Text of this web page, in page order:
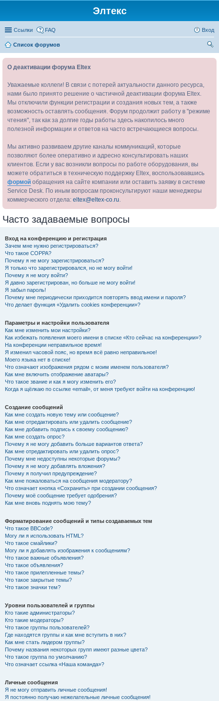
Элтекс
Ссылки FAQ Вход
Список форумов
О деактивации форума Eltex
Уважаемые коллеги! В связи с потерей актуальности данного ресурса,
нами было принято решение о частичной деактивации форума Eltex.
Мы отключили функции регистрации и создания новых тем, а также
возможность оставлять сообщения. Форум продолжит работу в "режиме
чтения", так как за долгие годы работы здесь накопилось много
полезной информации и ответов на часто встречающиеся вопросы.
Мы активно развиваем другие каналы коммуникаций, которые
позволяют более оперативно и адресно консультировать наших
клиентов. Если у вас возникли вопросы по работе оборудования, вы
можете обратиться в техническую поддержку Eltex, воспользовавшись
формой обращения на сайте компании или оставить заявку в системе
Service Desk. По иным вопросам проконсультируют наши менеджеры
коммерческого отдела: eltex@eltex-co.ru.
Часто задаваемые вопросы
Вход на конференцию и регистрация
Зачем мне нужно регистрироваться?
Что такое COPPA?
Почему я не могу зарегистрироваться?
Я только что зарегистрировался, но не могу войти!
Почему я не могу войти?
Я давно зарегистрирован, но больше не могу войти!
Я забыл пароль!
Почему мне периодически приходится повторять ввод имени и пароля?
Что делает функция «Удалить cookies конференции»?
Параметры и настройки пользователя
Как мне изменить мои настройки?
Как избежать появления моего имени в списке «Кто сейчас на конференции»?
На конференции неправильное время!
Я изменил часовой пояс, но время всё равно неправильное!
Моего языка нет в списке!
Что означают изображения рядом с моим именем пользователя?
Как мне включить отображение аватары?
Что такое звание и как я могу изменить его?
Когда я щёлкаю по ссылке «email», от меня требуют войти на конференцию!
Создание сообщений
Как мне создать новую тему или сообщение?
Как мне отредактировать или удалить сообщение?
Как мне добавить подпись к своему сообщению?
Как мне создать опрос?
Почему я не могу добавить больше вариантов ответа?
Как мне отредактировать или удалить опрос?
Почему мне недоступны некоторые форумы?
Почему я не могу добавлять вложения?
Почему я получил предупреждение?
Как мне пожаловаться на сообщения модератору?
Что означает кнопка «Сохранить» при создании сообщения?
Почему моё сообщение требует одобрения?
Как мне вновь поднять мою тему?
Форматирование сообщений и типы создаваемых тем
Что такое BBCode?
Могу ли я использовать HTML?
Что такое смайлики?
Могу ли я добавлять изображения к сообщениям?
Что такое важные объявления?
Что такое объявления?
Что такое прилепленные темы?
Что такое закрытые темы?
Что такое значки тем?
Уровни пользователей и группы
Кто такие администраторы?
Кто такие модераторы?
Что такое группы пользователей?
Где находятся группы и как мне вступить в них?
Как мне стать лидером группы?
Почему названия некоторых групп имеют разные цвета?
Что такое группа по умолчанию?
Что означает ссылка «Наша команда»?
Личные сообщения
Я не могу отправить личные сообщения!
Я постоянно получаю нежелательные личные сообщения!